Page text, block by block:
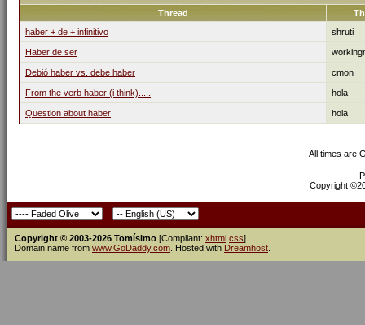
Thread
haber + de + infinitivo
shruti
Haber de ser
Debió haber vs. debe haber cmon
From the verb haber (i think)..... hola
Question about haber hola
All times are
Copyright
Copyright © 2003-2026 Tomísimo [Compliant: xhtml css]
Domain name from www.GoDaddy.com . Hosted with Dreamhost